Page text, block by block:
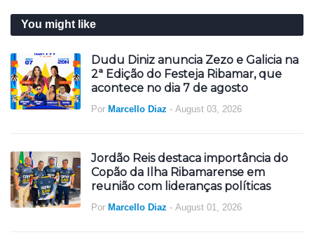
You might like
Dudu Diniz anuncia Zezo e Galicia na
2ª Edição do Festeja Ribamar, que
acontece no dia 7 de agosto
Por Marcello Diaz - August 03, 2026
Jordão Reis destaca importância do
Copão da Ilha Ribamarense em
reunião com lideranças políticas
Por Marcello Diaz - August 01, 2026